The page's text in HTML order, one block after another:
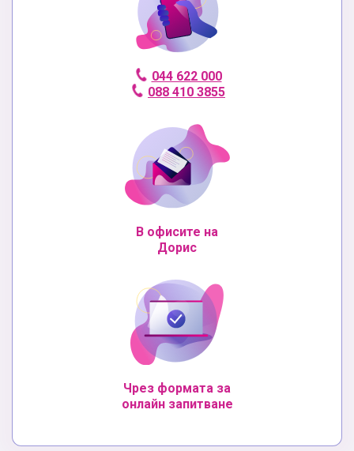
044 622 000
088 410 3855
В офисите на
Дорис
Чрез формата за
онлайн запитване